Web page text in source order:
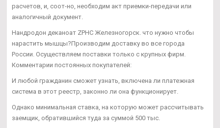
расчетов, и, соот-но, необходим акт приемки-передачи или
аналогичный документ.
Нандродон деканоат ZPHC Железногорск. что нужно чтобы
нарастить мышцы?Производим доставку во все города
России. Осуществляем поставки только с крупных фирм.
Комментарии постоянных покупателей:
И любой гражданин сможет узнать, включена ли платежная
система в этот реестр, законно ли она функционирует.
Однако минимальная ставка, на которую может рассчитывать
заемщик, обратившийся туда за суммой 500 тыс.